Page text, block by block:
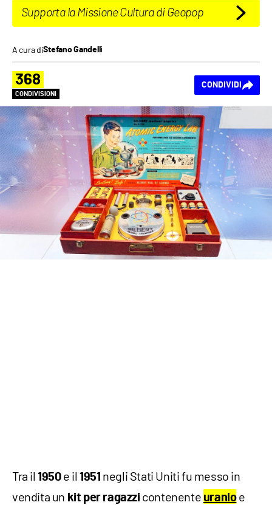
Supporta la Missione Cultura di Geopop
A cura diStefano Gandelli
368
CONDIVISIONI
CONDIVIDI
Tra il1950e il1951 negli Stati Uniti fu messo in
vendita un kit per ragazzi contenente uranioe